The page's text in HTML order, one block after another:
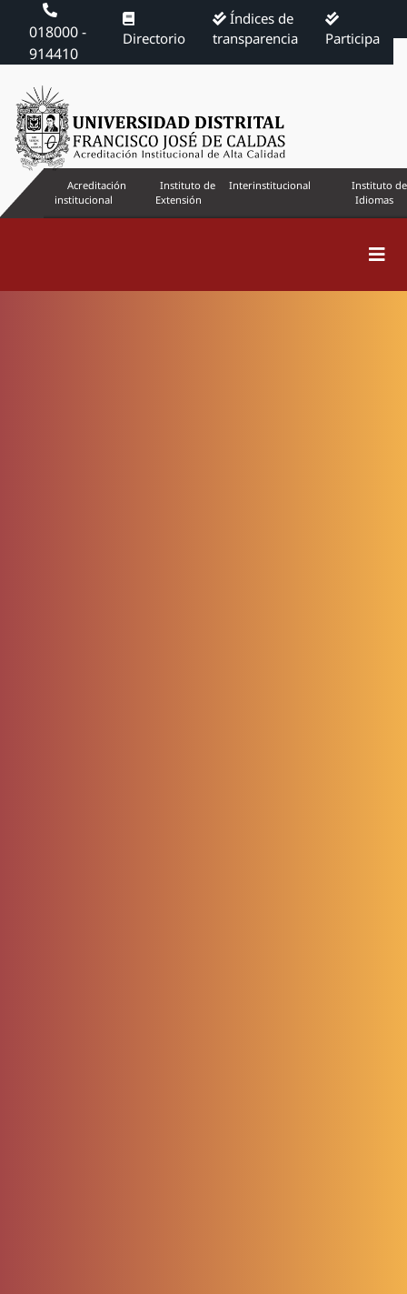
018000 -
914410
Directorio
Índices de
transparencia
Participa
Acreditación
institucional
Instituto de
Extensión
Interinstitucional
Instituto de
Idiomas